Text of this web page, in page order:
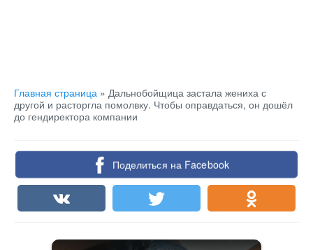
Главная страница » Дальнобойщица застала жениха с
другой и расторгла помолвку. Чтобы оправдаться, он дошёл
до гендиректора компании
Поделиться на Facebook